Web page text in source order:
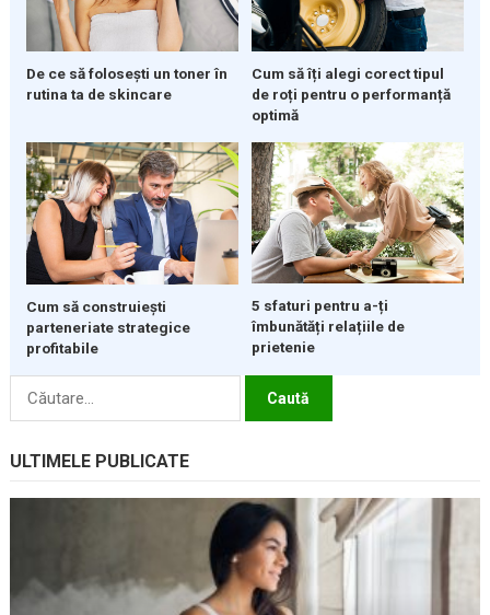
De ce să folosești un toner în
rutina ta de skincare
Cum să îți alegi corect tipul
de roți pentru o performanță
optimă
Cum să construiești
parteneriate strategice
profitabile
5 sfaturi pentru a-ți
îmbunătăți relațiile de
prietenie
ULTIMELE PUBLICATE